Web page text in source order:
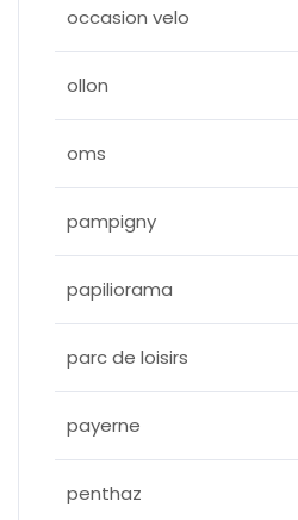
occasion velo
ollon
oms
pampigny
papiliorama
parc de loisirs
payerne
penthaz